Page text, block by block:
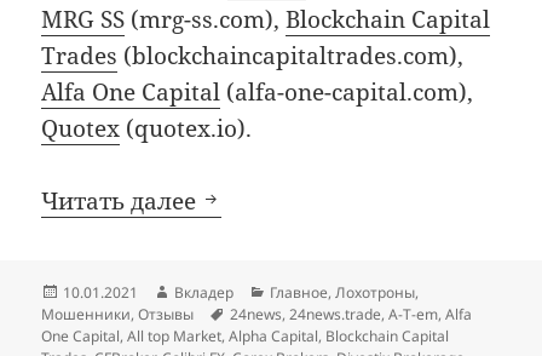
MRG SS (mrg-ss.com),Blockchain Capital
Trades (blockchaincapitaltrades.com),
Alfa One Capital (alfa-one-capital.com),
Quotex (quotex.io).
Читать далее Декабрьские добавления в
Опубликовано
10.01.2021 Автор
Вкладер Рубрики
Главное,Лохотроны,
Мошенники,Отзывы Метки
24news,24news.trade,A-T-em,Alfa
One Capital,All top Market,Alpha Capital, Blockchain Capital